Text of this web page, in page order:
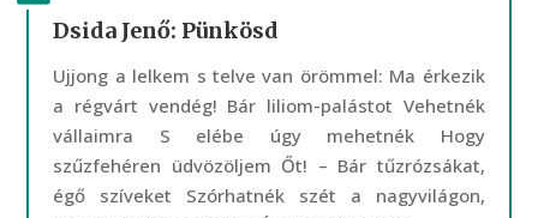
Dsida Jenő: Pünkösd
Ujjong a lelkem s telve van örömmel: Ma érkezik
a régvárt vendég! Bár liliom-palástot Vehetnék
vállaimra S elébe úgy mehetnék Hogy
szűzfehéren üdvözöljem Őt! – Bár tűzrózsákat,
égő szíveket Szórhatnék szét a nagyvilágon,